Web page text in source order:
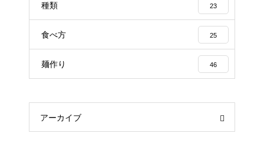
種類 23
食べ方 25
麺作り 46
アーカイブ